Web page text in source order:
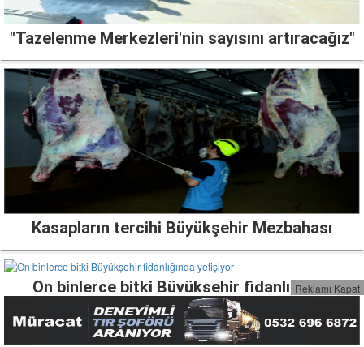
"Tazelenme Merkezleri'nin sayısını artıracağız"
Kasapların tercihi Büyükşehir Mezbahası
On binlerce bitki Büyükşehir fidanlığında
yetişiyor
Reklamı Kapat